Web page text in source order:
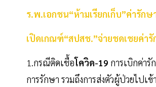
ร.พ.เอกชน“ห้ามเรียกเก็บ”ค่ารัก
เปิดเกณฑ์“สปสช.”จ่ายชดเชยค่า
1.กรณีติดเชื้อโควิด-19 การเบิกค่า
การรักษา รวมถึงการส่งตัวผู้ป่วยไป